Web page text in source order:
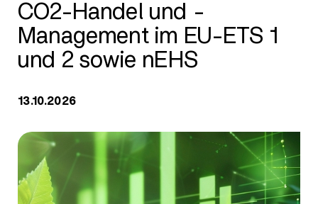
CO2-Handel und -
Management im EU-ETS 1
und 2 sowie nEHS
13.10.2026